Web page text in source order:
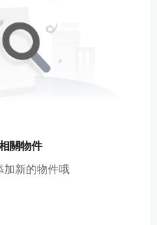
關物件
加新的物件哦